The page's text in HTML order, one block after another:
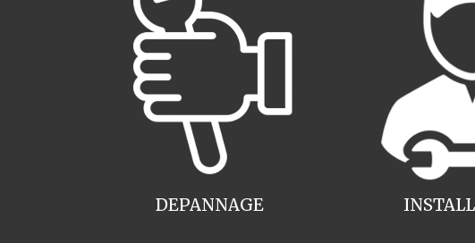
DEPANNAGE